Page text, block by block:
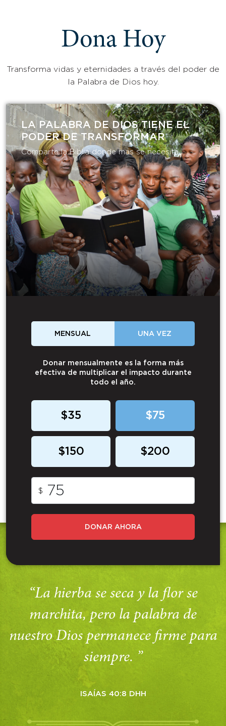
Dona Hoy
Transforma vidas y eternidades a través del poder de
la Palabra de Dios hoy.
LA PALABRA DE DIOS TIENE EL
PODER DE TRANSFORMAR​
Comparte la Biblia donde más se necesita.
MENSUAL UNA VEZ
Donar mensualmente es la forma más
efectiva de multiplicar el impacto durante
todo el año.
$35 $75
$150 $200
$
DONAR AHORA
“La hierba se seca y la flor se
marchita, pero la palabra de
nuestro Dios permanece firme para
siempre. ”
ISAÍAS 40:8 DHH